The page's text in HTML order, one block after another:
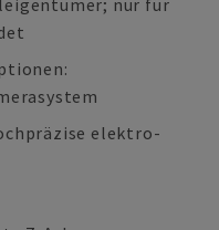
nur für
elektro-